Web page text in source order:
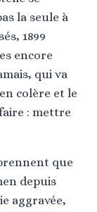
la seule à
1899
encore
qui va
colère et le
: mettre
que
depuis
aggravée,